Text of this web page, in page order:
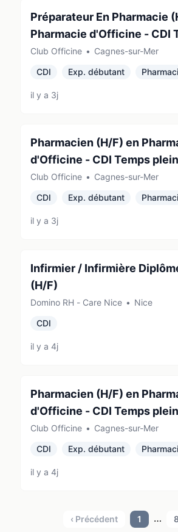
Préparateur En Pharmacie
Pharmacie d'Officine - CDI
- France (06800)
Club Officine • Cagnes-sur-Mer
CDI
Exp. débutant
il y a 3j
Pharmacien (H/F) en
d'Officine - CDI Temps
(06800)
Club Officine • Cagnes-sur-Mer
CDI
Exp. débutant
il y a 3j
Infirmier / Infirmière
(H/F)
Domino RH - Care Nice • Nice
CDI
il y a 4j
Pharmacien (H/F) en
d'Officine - CDI Temps
(06800)
Club Officine • Cagnes-sur-Mer
CDI
Exp. débutant
il y a 4j
‹ Précédent 1 …